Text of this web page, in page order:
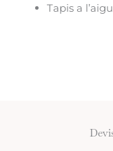
Tapis a